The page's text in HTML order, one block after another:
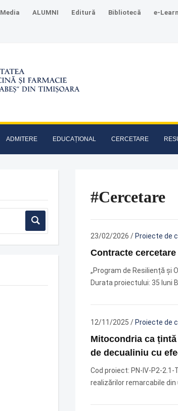
Media ALUMNI Editură Bibliotecă e-
ADMITERE EDUCAȚIONAL CERCETARE
#Cercetare
23/02/2026 / Proiecte de
Contracte
„Program de Resiliență și
Durata proiectului: 35 luni
12/11/2025 / Proiecte de
Mitocondria ca
de decualiniu cu
Cod proiect: PN-IV-P2-
realizărilor remarcabile